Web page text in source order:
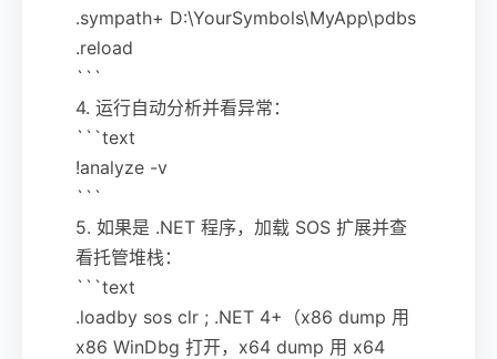
.sympath+ D:\YourSymbols\MyApp\pdbs
.reload
```
4. 运行自动分析并看异常：
```text
!analyze -v
```
5. 如果是 .NET 程序，加载 SOS 扩展并查
看托管堆栈：
```text
.loadby sos clr ; .NET 4+（x86 dump 用
x86 WinDbg 打开，x64 dump 用 x64